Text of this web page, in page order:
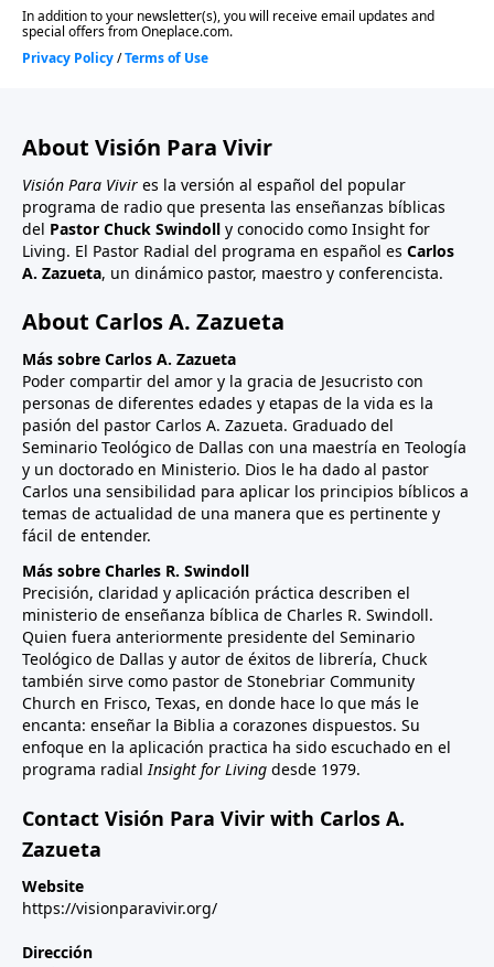
About Visión Para Vivir
Visión Para Vivir es la versión al español del popular
programa de radio que presenta las enseñanzas bíblicas
del Pastor Chuck Swindoll y conocido como Insight for
Living. El Pastor Radial del programa en español es Carlos
A. Zazueta, un dinámico pastor, maestro y conferencista.
About Carlos A. Zazueta
Más sobre Carlos A. Zazueta
Poder compartir del amor y la gracia de Jesucristo con
personas de diferentes edades y etapas de la vida es la
pasión del pastor Carlos A. Zazueta. Graduado del
Seminario Teológico de Dallas con una maestría en Teología
y un doctorado en Ministerio. Dios le ha dado al pastor
Carlos una sensibilidad para aplicar los principios bíblicos a
temas de actualidad de una manera que es pertinente y
fácil de entender.
Más sobre Charles R. Swindoll
Precisión, claridad y aplicación práctica describen el
ministerio de enseñanza bíblica de Charles R. Swindoll.
Quien fuera anteriormente presidente del Seminario
Teológico de Dallas y autor de éxitos de librería, Chuck
también sirve como pastor de Stonebriar Community
Church en Frisco, Texas, en donde hace lo que más le
encanta: enseñar la Biblia a corazones dispuestos. Su
enfoque en la aplicación practica ha sido escuchado en el
programa radialInsight for Living desde 1979.
Contact Visión Para Vivir with Carlos A.
Zazueta
Website
https://visionparavivir.org/
Dirección